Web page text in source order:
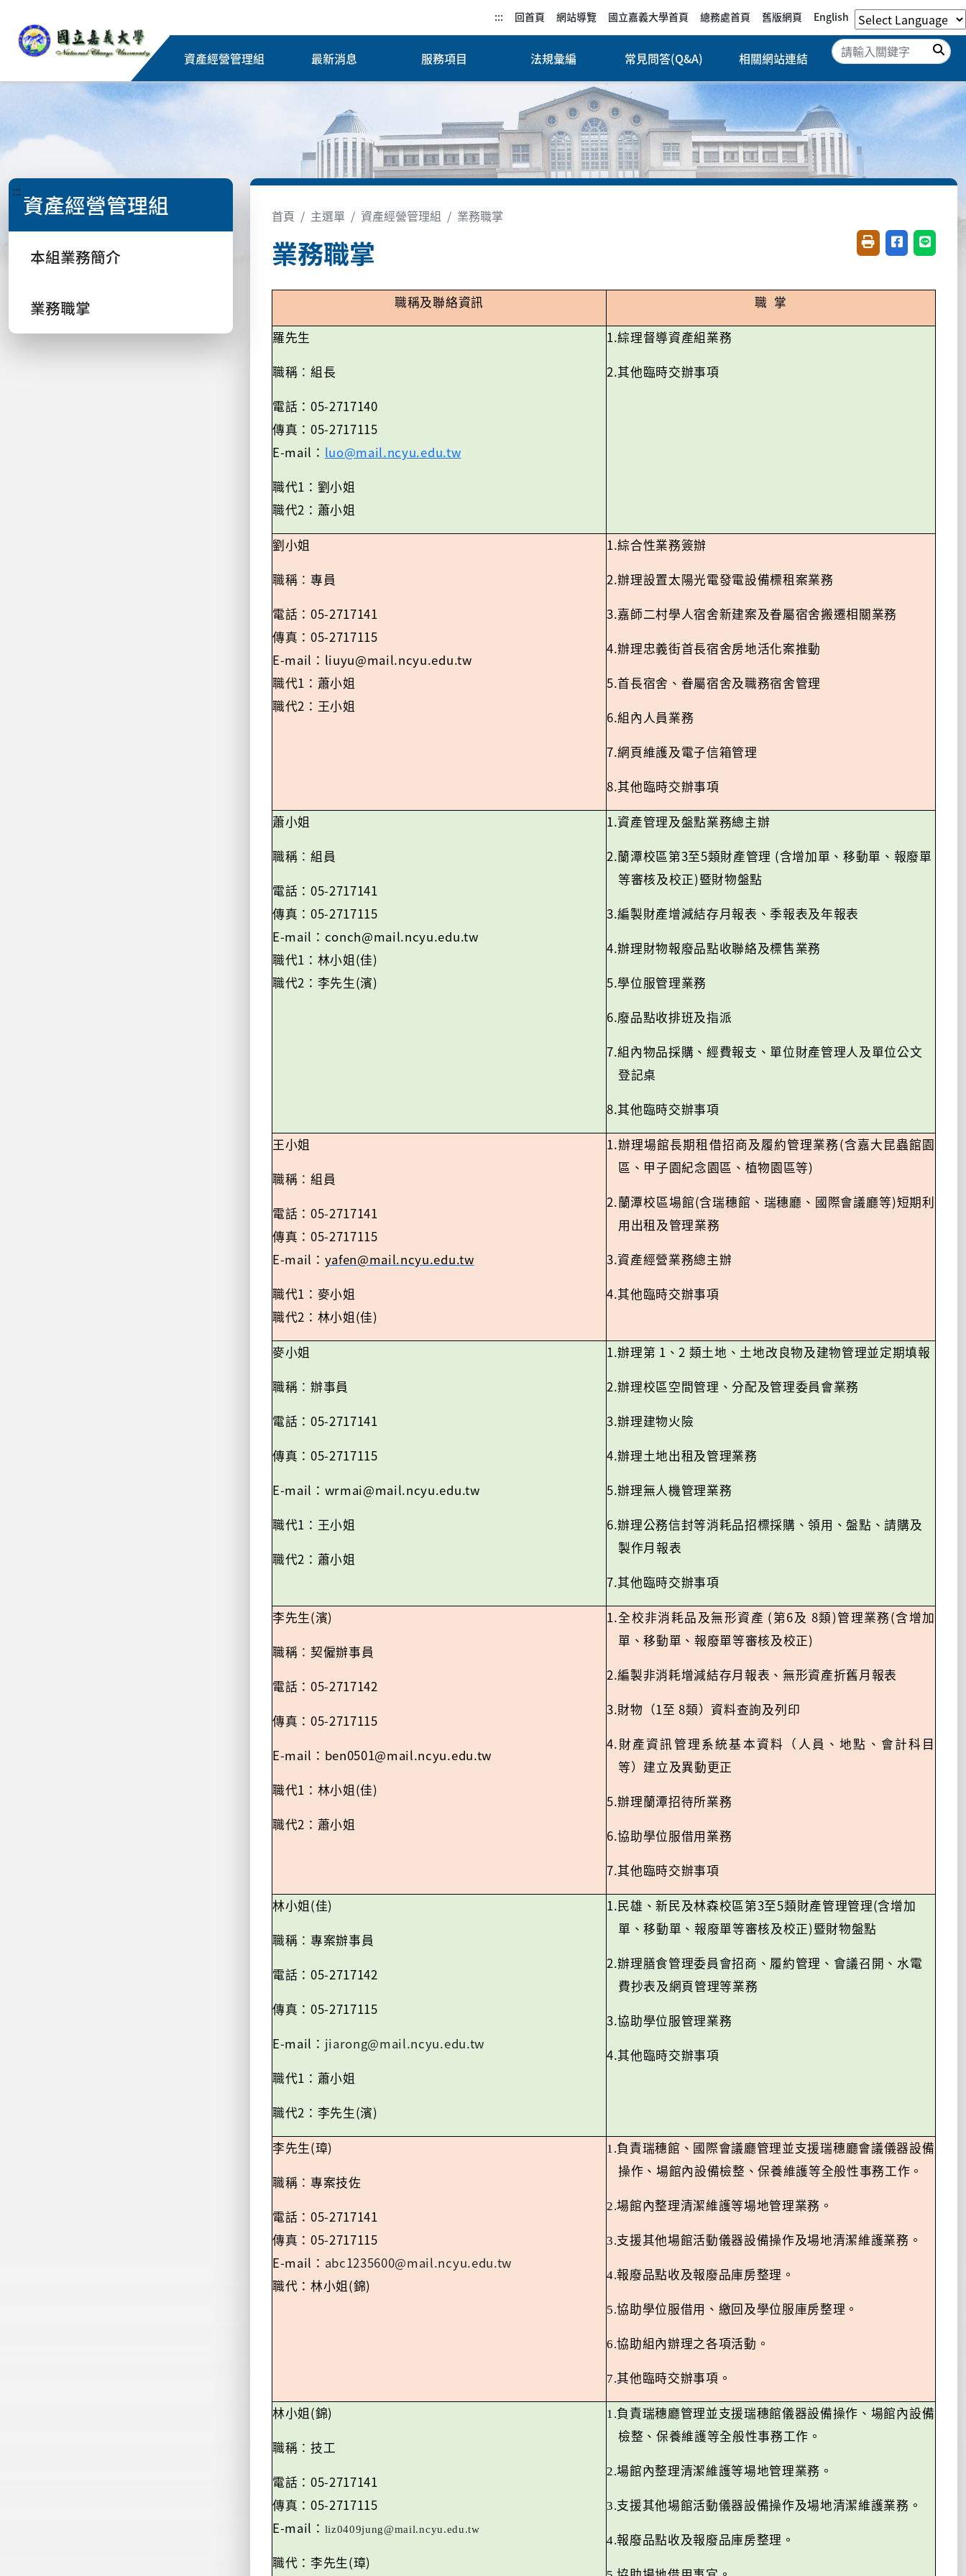
::: 回首頁 網站導覽 國立嘉義大學首頁 總務處首頁 舊版網頁 English
資產經營管理組 最新消息 服務項目 法規彙編 常見問答(Q&A) 相關網站連結
搜
::: 資產經營管理組
本組業務簡介
業務職掌
首頁 主選單 資產經營管理組 業務職掌
業務職掌 友善列印(開新視窗)
分享至臉書(
分享至
職稱及聯絡資訊 職 掌
羅先生
職稱 ：組長
電話：05-2717140
傳真：05-2717115
E-mail ： luo@mail.ncyu.edu.tw
職代1 ：劉小姐
職代2 ： 蕭小姐
1.綜理督導資產組業務
2.其他臨時交辦事項
劉小姐
職稱 ：專員
電話：05-2717141
傳真：05-2717115
E-mail ： liuyu@mail.ncyu.edu.tw
職代1 ：蕭小姐
職代2 ：王小姐
1.綜合性業務簽辦
2.辦理設置太陽光電發電設備標租案業務
3.嘉師二村學人宿舍新建案及眷屬宿舍搬遷相關業務
4.辦理忠義街首長宿舍房地活化案推動
5.首長宿舍、眷屬宿舍及職務宿舍管理
6.組內人員業務
7.網頁維護及電子信箱管理
8.其他臨時交辦事項
蕭小姐
職稱 ：組員
電話：05-2717141
傳真：05-2717115
E-mail ： conch@mail.ncyu.edu.tw
職代1 ：林小姐 (佳)
職代2 ： 李先生(濱)
1.資產管理及盤點業務總主辦
2.蘭潭校區第3至5類財產管理 (含增加單、移動單、報廢單
等審核及校正)暨財物盤點
3.編製財產增減結存月報表、季報表及年報表
4.辦理財物報廢品點收聯絡及標售業務
5.學位服管理業務
6.廢品點收排班及指派
7.組內物品採購、經費報支、單位財產管理人及單位公文
登記桌
8.其他臨時交辦事項
王小姐
職稱 ：組員
電話：05-2717141
傳真：05-2717115
E-mail ： yafen@mail.ncyu.edu.tw
職代1 ：麥小姐
職代2 ：林小姐 (佳)
1.辦理場館長期租借招商及履約管理業務 (含嘉大昆蟲館園
區、甲子園紀念園區、植物園區等)
2.蘭潭校區場館(含瑞穗館、瑞穗廳、國際會議廳等)短期利
用出租及管理業務
3.資產經營業務總主辦
4.其他臨時交辦事項
麥小姐
職稱 ：辦事員
電話：05-2717141
傳真：05-2717115
E-mail ： wrmai@mail.ncyu.edu.tw
職代1 ：王小姐
職代2 ：蕭小姐
1.辦理第 1 、2 類土地、土地改良物及建物管理並定期填報
2.辦理校區空間管理、分配及管理委員會業務
3.辦理建物火險
4.辦理土地出租及管理業務
5.辦理無人機管理業務
6.辦理公務信封等消耗品招標採購、領用、盤點、請購及
製作月報表
7.其他臨時交辦事項
李先生(濱)
職稱 ： 契僱辦事員
電話：05-2717142
傳真：05-2717115
E-mail ： ben0501@mail.ncyu.edu.tw
職代1 ： 林小姐 (佳)
職代2 ：蕭小姐
1.全校非消耗品及無形資產 ( 第6及 8類)管理業務 (含增加
單、移動單、報廢單等審核及校正)
2.編製非消耗增減結存月報表、無形資產折舊月報表
3.財物（1至 8類）資料查詢及列印
4. 財產資訊管理系統基本資料（人員、地點、會計科目
等）建立及異動更正
5.辦理蘭潭招待所業務
6.協助學位服借用業務
7.其他臨時交辦事項
林小姐 (佳)
職稱 ：專案辦事員
電話：05-2717142
傳真：05-2717115
E-mail ： jiarong@mail.ncyu.edu.tw
職代1 ：蕭小姐
職代2 ：李先生(濱)
1.民雄、新民及林森校區第3至5類財產管理管理(含增加
單、移動單、報廢單等審核及校正)暨財物盤點
2.辦理膳食管理委員會招商、履約管理、會議召開、水電
費抄表及網頁管理等業務
3.協助學位服管理業務
4.其他臨時交辦事項
李先生(璋)
職稱 ：專案技佐
電話：05-2717141
傳真：05-2717115
E-mail ： abc1235600@mail.ncyu.edu.tw
職代：林小姐 (錦)
1.負責瑞穗館、國際會議廳管理並支援瑞穗廳會議儀器設備
操作、場館內設備檢整、保養維護等全般性事務工作。
2.場館內整理清潔維護等場地管理業務。
3.支援其他場館活動儀器設備操作及場地清潔維護業務。
4.報廢品點收及報廢品庫房整理。
5.協助學位服借用、繳回及學位服庫房整理。
6.協助組內辦理之各項活動。
7.其他臨時交辦事項。
林小姐 (錦)
職稱 ：技工
電話：05-2717141
傳真：05-2717115
E-mail ： liz0409jung@mail.ncyu.edu.tw
職代：李先生(璋)
1.負責瑞穗廳管理並支援瑞穗館儀器設備操作、場館內設備
檢整、保養維護等全般性事務工作。
2.場館內整理清潔維護等場地管理業務。
3.支援其他場館活動儀器設備操作及場地清潔維護業務。
4.報廢品點收及報廢品庫房整理。